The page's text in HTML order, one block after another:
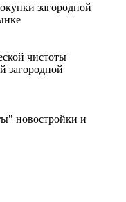
загородной
чистоты
загородной
новостройки и